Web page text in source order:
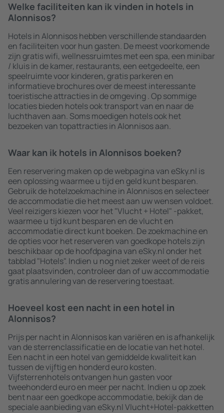
Welke faciliteiten kan ik vinden in hotels in
Alonnisos?
Hotels in Alonnisos hebben verschillende standaarden
en faciliteiten voor hun gasten. De meest voorkomende
zijn gratis wifi, wellnessruimtes met een spa, een minibar
/ kluis in de kamer, restaurants, een eetgedeelte, een
speelruimte voor kinderen, gratis parkeren en
informatieve brochures over de meest interessante
toeristische attracties in de omgeving . Op sommige
locaties bieden hotels ook transport van en naar de
luchthaven aan. Soms moedigen hotels ook het
bezoeken van topattracties in Alonnisos aan.
Waar kan ik hotels in Alonnisos boeken?
Een reservering maken op de webpagina van eSky.nl is
een oplossing waarmee u tijd en geld kunt besparen.
Gebruik de hotelzoekmachine in Alonnisos en selecteer
de accommodatie die het meest aan uw wensen voldoet.
Veel reizigers kiezen voor het "Vlucht + Hotel" -pakket,
waarmee u tijd kunt besparen en de vlucht en
accommodatie direct kunt boeken. De zoekmachine en
de opties voor het reserveren van goedkope hotels zijn
beschikbaar op de hoofdpagina van eSky.nl onder het
tabblad "Hotels". Indien u nog niet zeker weet of de reis
gaat plaatsvinden, controleer dan of uw accommodatie
gratis annulering van de reservering toestaat.
Hoeveel kost een nacht in een hotel in
Alonnisos?
Prijs per nacht in Alonnisos kan variëren en is afhankelijk
van de sterrenclassificatie en de locatie van het hotel.
Een nacht in een hotel van gemiddelde kwaliteit kan
tussen de vijftig en honderd euro kosten.
Vijfsterrenhotels ontvangen hun gasten voor
tweehonderd euro en meer per nacht. Indien u op zoek
bent naar een goedkope accommodatie, bekijk dan de
speciale aanbieding van eSky.nl Vlucht+Hotel-pakketten